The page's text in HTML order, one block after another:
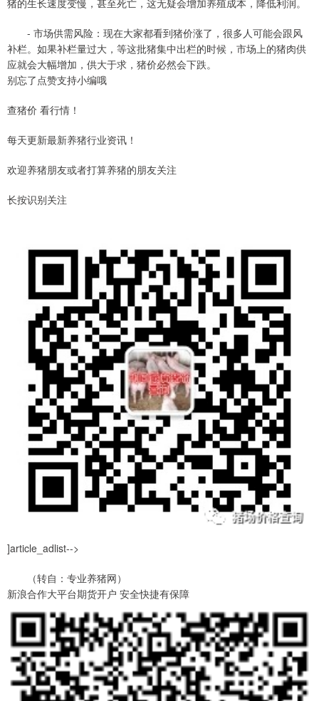
- 市场供需风险：现在大家都看到猪价涨了，很多人可能会跟风
补栏。如果补栏量过大，等这批猪集中出栏的时候，市场上的猪肉供
应就会大幅增加，供大于求，猪价必然会下跌。
别忘了点赞支持小编哦
查猪价 看行情！
每天更新最新养猪行业资讯！
欢迎养猪朋友或者打算养猪的朋友关注
长按识别关注
]article_adlist-->
（转自：专业养猪网）
新浪合作大平台期货开户 安全快捷有保障